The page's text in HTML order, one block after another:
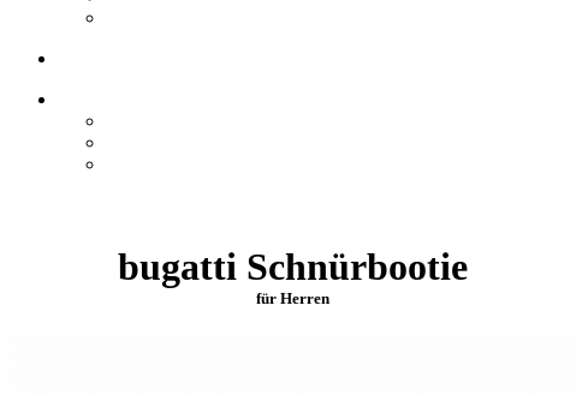
bugatti Schnürbootie
für Herren